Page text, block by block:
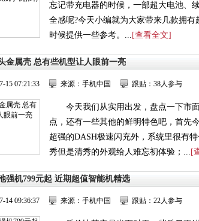
忘记带充电器的时候，一部超大电池、
全感呢?今天小编就为大家带来几款拥
时候提供一些参考。... [查看全文]
金属壳 总有些机型让人眼前一亮
15 07:21:33 来源：手机中国 跟贴：38人参与
今天我们从实用出发，盘点一下市
点，还有一些其他的鲜明特色吧，首先
超强的DASH极速闪充外，系统里很有
秀但是清秀的外观给人难忘初体验；... [
强机799元起 近期超值智能机精选
14 09:36:37 来源：手机中国 跟贴：22人参与